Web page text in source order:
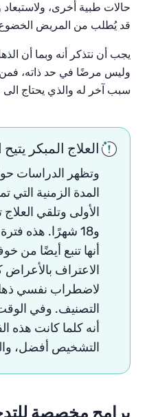
حالات طبية أخرى،
قد يُطلب من المريض
يجب أن نتذكر أنه وبما أن
وليس مرضًا في حد ذاته، فمن
سبب آخر له والذي يحتاج الى
العلاج المبكر
وتظهر الدراسات
المدة الزمنية
و18 شهرًا. هذه
أنها تنبع أيضًا من
الاعتراف
لاضطراب نفسي
التصنيف. وفي
أنه كلما كانت هذه
التشخيص أفضل،
برامج مخصصة